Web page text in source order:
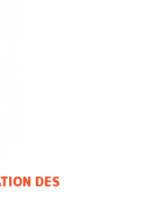
DES